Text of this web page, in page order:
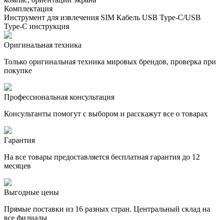
Комплектация
Инструмент для извлечения SIM Кабель USB Type-C/USB
Type-C инструкция
Оригинальная техника
Только оригинальная техника мировых брендов, проверка при
покупке
Профессиональная консультация
Консультанты помогут с выбором и расскажут все о товарах
Гарантия
На все товары предоставляется бесплатная гарантия до 12
месяцев
Выгодные цены
Прямые поставки из 16 разных стран. Центральный склад на
все филиалы